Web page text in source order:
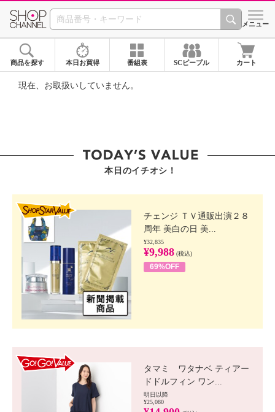
SHOP CHANNEL ショッ
メニュー
商品を探す 本日お買得 番組表 SCピープル カート
現在、お取扱いしていません。
本日のイチオシ！
チェンジ ＴＶ通販出演２８
周年 美白の日 美...
¥32,835
¥9,988 (税込)
69%OFF
タマミ ワタナベ ティアー
ドドルフィン ワン...
明日以降
¥25,080